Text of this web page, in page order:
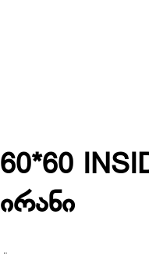
60*60
ირანი